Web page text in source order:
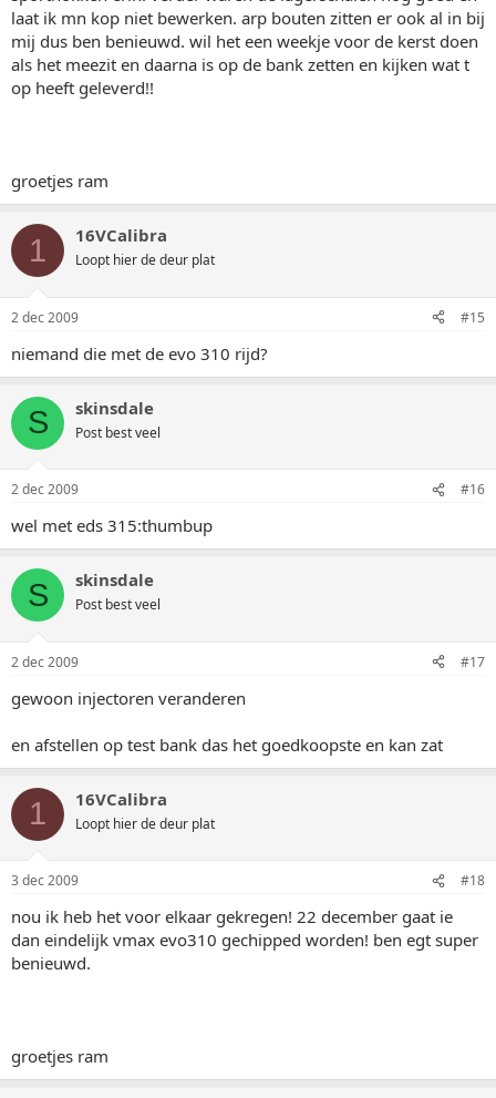
laat ik mn kop niet bewerken. arp bouten zitten er ook al in bij
mij dus ben benieuwd. wil het een weekje voor de kerst doen
als het meezit en daarna is op de bank zetten en kijken wat t
op heeft geleverd!!
groetjes ram
1 16VCalibra
Loopt hier de deur plat
2 dec 2009 #15
niemand die met de evo 310 rijd?
S skinsdale
Post best veel
2 dec 2009 #16
wel met eds 315:thumbup
S skinsdale
Post best veel
2 dec 2009 #17
gewoon injectoren veranderen
en afstellen op test bank das het goedkoopste en kan zat
1 16VCalibra
Loopt hier de deur plat
3 dec 2009 #18
nou ik heb het voor elkaar gekregen! 22 december gaat ie
dan eindelijk vmax evo310 gechipped worden! ben egt super
benieuwd.
groetjes ram